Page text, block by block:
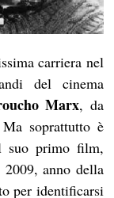
carriera nel
del cinema
Marx, da
soprattutto è
suo primo film,
anno della
per identificarsi